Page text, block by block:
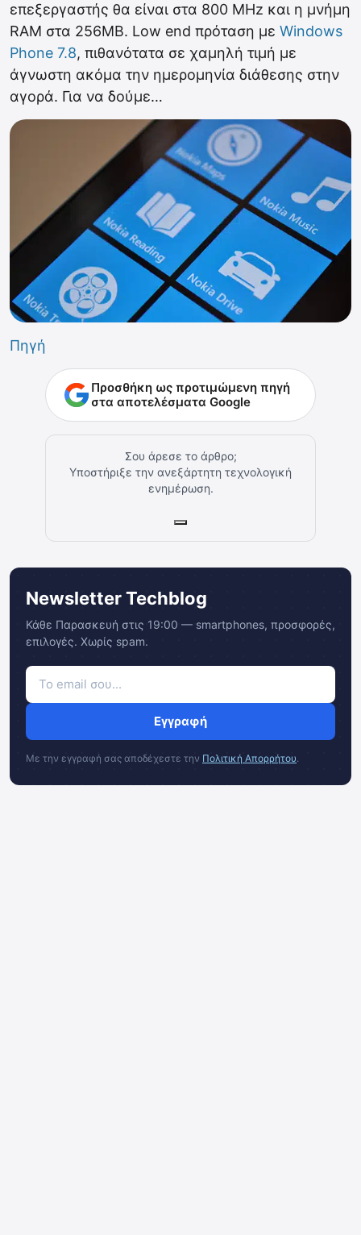
επεξεργαστής θα είναι στα 800 MHz και η μνήμη
RAM στα 256MB. Low end πρόταση με Windows
Phone 7.8, πιθανότατα σε χαμηλή τιμή με
άγνωστη ακόμα την ημερομηνία διάθεσης στην
αγορά. Για να δούμε…
Πηγή
Προσθήκη ως προτιμώμενη πηγή
στα αποτελέσματα Google
Σου άρεσε το άρθρο;
Υποστήριξε την ανεξάρτητη τεχνολογική
ενημέρωση.
Newsletter Techblog
Κάθε Παρασκευή στις 19:00 — smartphones, προσφορές,
επιλογές. Χωρίς spam.
Εγγραφή
Με την εγγραφή σας αποδέχεστε την Πολιτική Απορρήτου.